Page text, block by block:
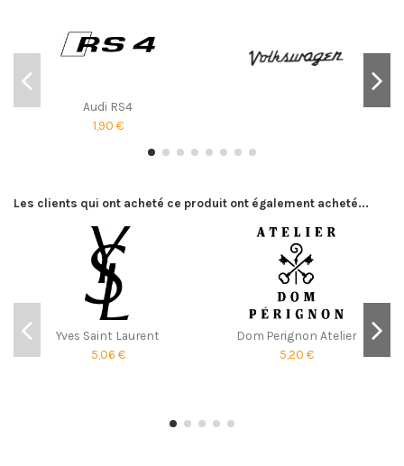
Audi RS4
1,90 €
Les clients qui ont acheté ce produit ont également acheté...
Yves Saint Laurent
5,06 €
Dom Perignon Atelier
5,20 €